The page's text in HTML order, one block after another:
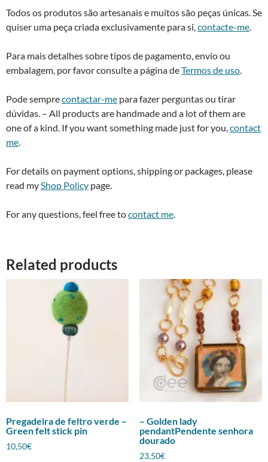
square
bead
e
:
Todos os produtos são artesanais e muitos são peças únicas. Se
quiser uma peça criada exclusivamente para si, contacte-me
Para mais detalhes sobre tipos de pagamento, envio ou
embalagem, por favor consulte a página deTermos de uso
Pode semprecontactar-me para fazer perguntas ou tirar
dúvidas. – All products are handmade and a lot of them are
one of a kind. If you want something made just for you, contact
me
For details on payment options, shipping or packages, please
read my Shop Policy page.
For any questions, feel free tocontact me
Related products
Pregadeira de feltro verde –
Green felt stick pin
10,50€
– Golden lady
pendantPendente senhora
dourado
23,50€